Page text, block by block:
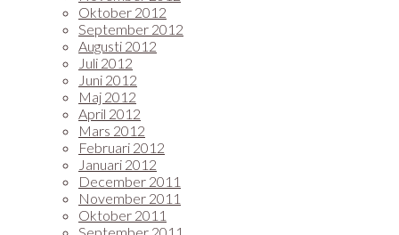
Oktober 2012
September 2012
Augusti 2012
Juli 2012
Juni 2012
Maj 2012
April 2012
Mars 2012
Februari 2012
Januari 2012
December 2011
November 2011
Oktober 2011